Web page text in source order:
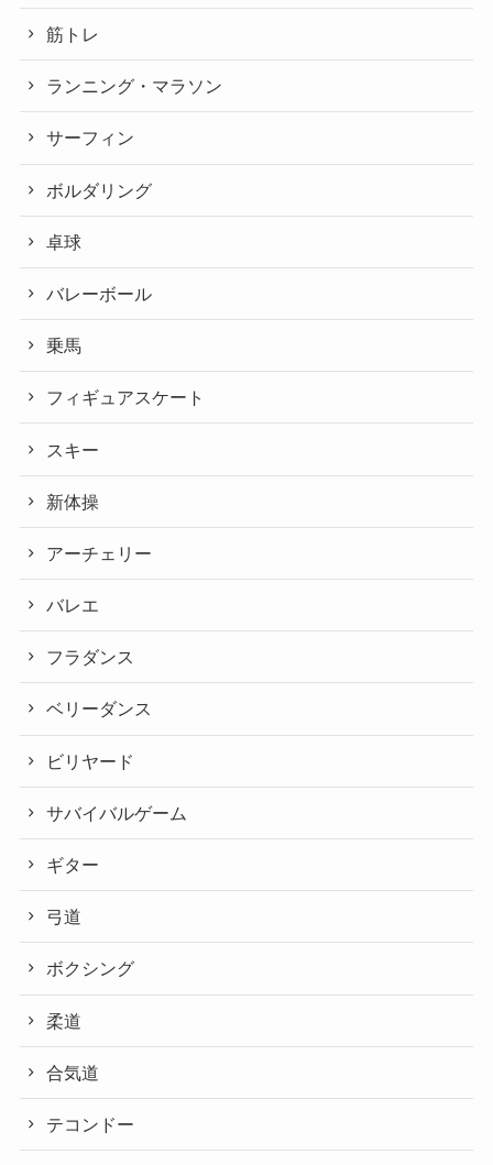
筋トレ
ランニング・マラソン
サーフィン
ボルダリング
卓球
バレーボール
乗馬
フィギュアスケート
スキー
新体操
アーチェリー
バレエ
フラダンス
ベリーダンス
ビリヤード
サバイバルゲーム
ギター
弓道
ボクシング
柔道
合気道
テコンドー